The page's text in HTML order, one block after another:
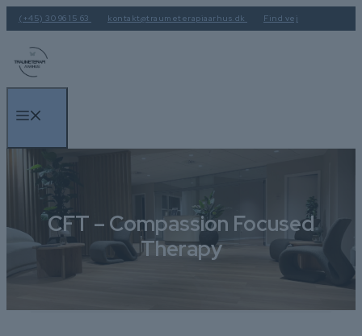
Hop
til
indhold
(+45) 30 96 15 63 kontakt@traumeterapiaarhus.dk Find vej
CFT – Compassion Focused
Therapy